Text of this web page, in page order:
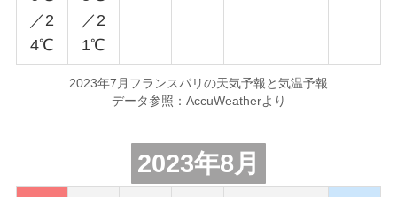
／2
4℃
／2
1℃
2023年7月フランスパリの天気予報と気温予報
データ参照：AccuWeatherより
2023年8月